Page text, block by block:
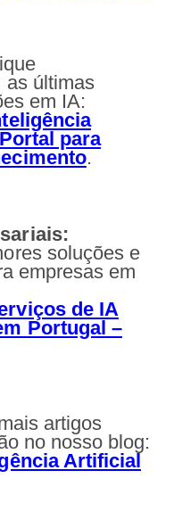
as últimas
em IA:
para
.
soluções e
empresas em
de IA
Portugal –
artigos
no nosso blog:
Artificial